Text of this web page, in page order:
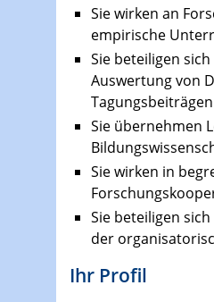
Sie wirken an
empirische
Sie beteiligen
Auswertung von
Sie übernehmen
Sie wirken in
Sie beteiligen
der
Ihr Profil